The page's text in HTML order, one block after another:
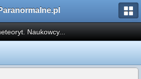
Naukowcy...